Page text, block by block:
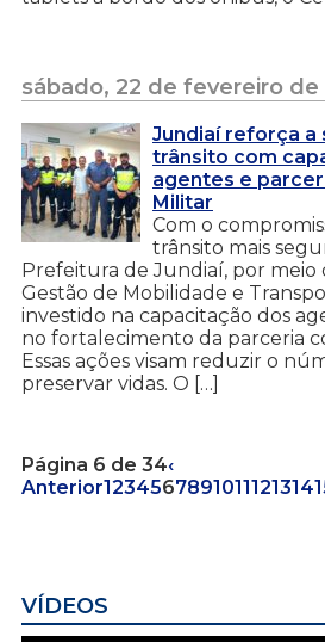
sábado, 22 de fevereiro de
Jundiaí reforça a
trânsito com
agentes e
Militar
Com o
trânsito mais
Prefeitura de Jundiaí, por meio
Gestão de Mobilidade e
investido na capacitação dos
no fortalecimento da parceria
Essas ações visam reduzir o
preservar vidas. O […]
Página 6 de 34‹
Anterior1234567891011121314
VÍDEOS